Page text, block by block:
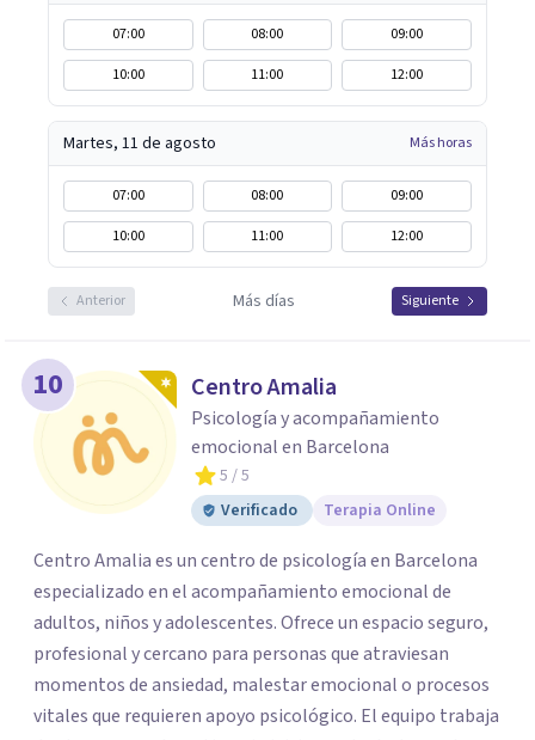
07:00 08:00
09:00
10:00
11:00 12:00
Martes, 11 de agosto Más horas
07:00 08:00
09:00
10:00
11:00 12:00
Anterior Más días Siguiente
10 Centro Amalia
Psicología y acompañamiento
emocional en Barcelona
5 / 5
Verificado
Terapia Online
Centro Amalia es un centro de psicología en Barcelona
especializado en el acompañamiento emocional de
adultos, niños y adolescentes. Ofrece un espacio seguro,
profesional y cercano para personas que atraviesan
momentos de ansiedad, malestar emocional o procesos
vitales que requieren apoyo psicológico. El equipo trabaja